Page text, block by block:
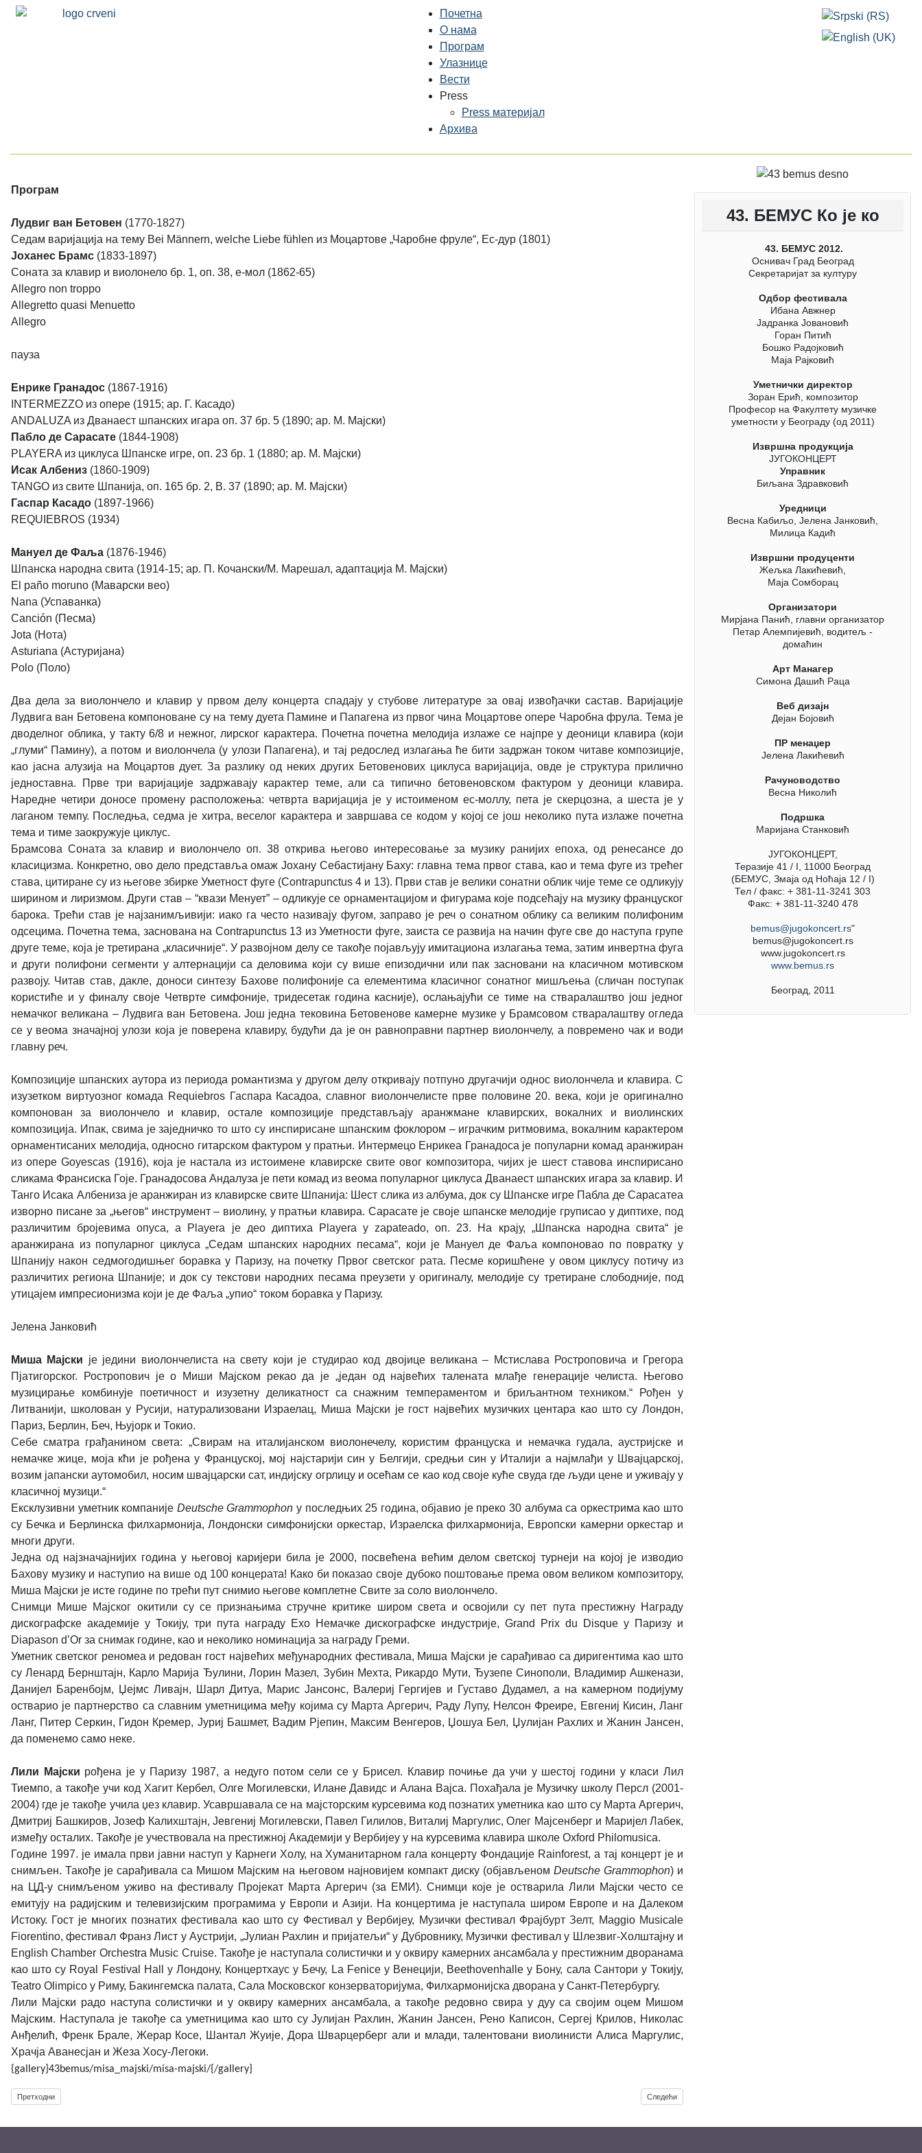
Почетна
О нама
Програм
Улазнице
Вести
Press
Press материјал
Архива
Изаберите ваш језик
Програм
Лудвиг ван Бетовен (1770-1827)
Седам варијација на тему Bei Männern, welche Liebe fühlen из Моцартове „Чаробне фруле“, Ес-дур (1801)
Јоханес Брамс (1833-1897)
Соната за клавир и виолонело бр. 1, оп. 38, е-мол (1862-65)
Allegro non troppo
Allegretto quasi Menuetto
Allegro
пауза
Енрике Гранадос (1867-1916)
INTERMEZZO из опере (1915; ар. Г. Касадо)
ANDALUZA из Дванаест шпанских игара оп. 37 бр. 5 (1890; ар. М. Мајски)
Пабло де Сарасате (1844-1908)
PLAYERA из циклуса Шпанске игре, оп. 23 бр. 1 (1880; ар. М. Мајски)
Исак Албениз (1860-1909)
TANGO из свите Шпанија, оп. 165 бр. 2, B. 37 (1890; ар. М. Мајски)
Гаспар Касадо (1897-1966)
REQUIEBROS (1934)
Мануел де Фаља (1876-1946)
Шпанска народна свита (1914-15; ар. П. Кочански/М. Марешал, адаптација М. Мајски)
El paño moruno (Маварски вео)
Nana (Успаванка)
Canción (Песма)
Jota (Нота)
Asturiana (Астуријана)
Polo (Поло)
Два дела за виолончело и клавир у првом делу концерта спадају у стубове литературе за овај извођачки састав. Варијације
Лудвига ван Бетовена компоноване су на тему дуета Памине и Папагена из првог чина Моцартове опере Чаробна фрула. Тема је
дводелног облика, у такту 6/8 и нежног, лирског карактера. Почетна почетна мелодија излаже се најпре у деоници клавира (који
„глуми“ Памину), а потом и виолончела (у улози Папагена), и тај редослед излагања ће бити задржан током читаве композиције,
као јасна алузија на Моцартов дует. За разлику од неких других Бетовенових циклуса варијација, овде је структура прилично
једноставна. Прве три варијације задржавају карактер теме, али са типично бетовеновском фактуром у деоници клавира.
Наредне четири доносе промену расположења: четврта варијација је у истоименом ес-моллу, пета је скерцозна, а шеста је у
лаганом темпу. Последња, седма је хитра, веселог карактера и завршава се кодом у којој се још неколико пута излаже почетна
тема и тиме заокружује циклус.
Брамсова Соната за клавир и виолончело оп. 38 открива његово интересовање за музику ранијих епоха, од ренесансе до
класицизма. Конкретно, ово дело представља омаж Јохану Себастијану Баху: главна тема првог става, као и тема фуге из трећег
става, цитиране су из његове збирке Уметност фуге (Contrapunctus 4 и 13). Први став је велики сонатни облик чије теме се одликују
ширином и лиризмом. Други став – “квази Менует” – одликује се орнаментацијом и фигурама које подсећају на музику француског
барока. Трећи став је најзанимљивији: иако га често називају фугом, заправо је реч о сонатном облику са великим полифоним
одсецима. Почетна тема, заснована на Contrapunctus 13 из Уметности фуге, заиста се развија на начин фуге све до наступа групе
друге теме, која је третирана „класичније“. У развојном делу се такође појављују имитациона излагања тема, затим инвертна фуга
и други полифони сегменти у алтернацији са деловима који су више епизодични или пак засновани на класичном мотивском
развоју. Читав став, дакле, доноси синтезу Бахове полифоније са елементима класичног сонатног мишљења (сличан поступак
користиће и у финалу своје Четврте симфоније, тридесетак година касније), ослањајући се тиме на стваралаштво још једног
немачког великана – Лудвига ван Бетовена. Још једна тековина Бетовенове камерне музике у Брамсовом стваралаштву огледа
се у веома значајној улози која је поверена клавиру, будући да је он равноправни партнер виолончелу, а повремено чак и води
главну реч.
Композиције шпанских аутора из периода романтизма у другом делу откривају потпуно другачији однос виолончела и клавира. С
изузетком виртуозног комада Requiebros Гаспара Касадоа, славног виолончелисте прве половине 20. века, који је оригинално
компонован за виолончело и клавир, остале композиције представљају аранжмане клавирских, вокалних и виолинских
композиција. Ипак, свима је заједничко то што су инспирисане шпанским фоклором – играчким ритмовима, вокалним карактером
орнаментисаних мелодија, односно гитарском фактуром у пратњи. Интермецо Енрикеа Гранадоса је популарни комад аранжиран
из опере Goyescas (1916), која је настала из истоимене клавирске свите овог композитора, чијих је шест ставова инспирисано
сликама Франсиска Гоје. Гранадосова Андалуза је пети комад из веома популарног циклуса Дванаест шпанских игара за клавир. И
Танго Исака Албениза је аранжиран из клавирске свите Шпанија: Шест слика из албума, док су Шпанске игре Пабла де Сарасатеа
изворно писане за „његов“ инструмент – виолину, у пратњи клавира. Сарасате је своје шпанске мелодије груписао у диптихе, под
различитим бројевима опуса, а Playera је део диптиха Playera y zapateado, оп. 23. На крају, „Шпанска народна свита“ је
аранжирана из популарног циклуса „Седам шпанских народних песама“, који је Мануел де Фаља компоновао по повратку у
Шпанију након седмогодишњег боравка у Паризу, на почетку Првог светског рата. Песме коришћене у овом циклусу потичу из
различитих региона Шпаније; и док су текстови народних песама преузети у оригиналу, мелодије су третиране слободније, под
утицајем импресионизма који је де Фаља „упио“ током боравка у Паризу.
Јелена Јанковић
Миша Мајски је једини виолончелиста на свету који је студирао код двојице великана – Мстислава Ростроповича и Грегора
Пјатигорског. Ростропович је о Миши Мајском рекао да је „један од највећих талената млађе генерације челиста. Његово
музицирање комбинује поетичност и изузетну деликатност са снажним темпераментом и бриљантном техником.“ Рођен у
Литванији, школован у Русији, натурализовани Израелац, Миша Мајски је гост највећих музичких центара као што су Лондон,
Париз, Берлин, Беч, Њујорк и Токио.
Себе сматра грађанином света: „Свирам на италијанском виолонечелу, користим француска и немачка гудала, аустријске и
немачке жице, моја кћи је рођена у Француској, мој најстарији син у Белгији, средњи син у Италији а најмлађи у Швајцарској,
возим јапански аутомобил, носим швајцарски сат, индијску огрлицу и осећам се као код своје куће свуда где људи цене и уживају у
класичној музици.“
Ексклузивни уметник компаније Deutsche Grammophon у последњих 25 година, објавио је преко 30 албума са оркестрима као што
су Бечка и Берлинска филхармонија, Лондонски симфонијски оркестар, Израелска филхармонија, Европски камерни оркестар и
многи други.
Једна од најзначајнијих година у његовој каријери била је 2000, посвећена већим делом светској турнеји на којој је изводио
Бахову музику и наступио на више од 100 концерата! Како би показао своје дубоко поштовање према овом великом композитору,
Миша Мајски је исте године по трећи пут снимио његове комплетне Свите за соло виолончело.
Снимци Мише Мајског окитили су се признањима стручне критике широм света и освојили су пет пута престижну Награду
дискографске академије у Токију, три пута награду Ехо Немачке дискографске индустрије, Grand Prix du Disque у Паризу и
Diapason d’Or за снимак године, као и неколико номинација за награду Греми.
Уметник светског реномеа и редован гост највећих међународних фестивала, Миша Мајски је сарађивао са диригентима као што
су Ленард Бернштајн, Карло Марија Ђулини, Лорин Мазел, Зубин Мехта, Рикардо Мути, Ђузепе Синополи, Владимир Ашкенази,
Данијел Баренбојм, Џејмс Ливајн, Шарл Дитуа, Марис Јансонс, Валериј Гергијев и Густаво Дудамел, а на камерном подијуму
остварио је партнерство са славним уметницима међу којима су Марта Аргерич, Раду Лупу, Нелсон Фреире, Евгениј Кисин, Ланг
Ланг, Питер Серкин, Гидон Кремер, Јуриј Башмет, Вадим Рјепин, Максим Венгеров, Џошуа Бел, Џулијан Рахлих и Жанин Јансен,
да поменемо само неке.
Лили Мајски рођена је у Паризу 1987, а недуго потом сели се у Брисел. Клавир почиње да учи у шестој години у класи Лил
Тиемпо, а такође учи код Хагит Кербел, Олге Могилевски, Илане Давидс и Алана Вајса. Похађала је Музичку школу Персл (2001-
2004) где је такође учила џез клавир. Усавршавала се на мајсторским курсевима код познатих уметника као што су Марта Аргерич,
Дмитриј Башкиров, Јозеф Калихштајн, Јевгениј Могилевски, Павел Гилилов, Виталиј Маргулис, Олег Мајсенберг и Маријел Лабек,
између осталих. Такође је учествовала на престижној Академији у Вербијеу у на курсевима клавира школе Oxford Philomusica.
Године 1997. је имала први јавни наступ у Карнеги Холу, на Хуманитарном гала концерту Фондације Rainforest, а тај концерт је и
снимљен. Такође је сарађивала са Мишом Мајским на његовом најновијем компакт диску (објављеном Deutsche Grammophon) и
на ЦД-у снимљеном уживо на фестивалу Пројекат Марта Аргерич (за ЕМИ). Снимци које је остварила Лили Мајски често се
емитују на радијским и телевизијским програмима у Европи и Азији. На концертима је наступала широм Европе и на Далеком
Истоку. Гост је многих познатих фестивала као што су Фестивал у Вербијеу, Музички фестивал Фрајбурт Зелт, Maggio Musicale
Fiorentino, фестивал Франз Лист у Аустрији, „Јулиан Рахлин и пријатељи“ у Дубровнику, Музички фестивал у Шлезвиг-Холштајну и
English Chamber Orchestra Music Cruise. Такође је наступала солистички и у оквиру камерних ансамбала у престижним дворанама
као што су Royal Festival Hall у Лондону, Концертхаус у Бечу, La Fenice у Венецији, Beethovenhalle у Бону, сала Сантори у Токију,
Teatro Olimpico у Риму, Бакингемска палата, Сала Московског конзерваторијума, Филхармонијска дворана у Санкт-Петербургу.
Лили Мајски радо наступа солистички и у оквиру камерних ансамбала, а такође редовно свира у дуу са својим оцем Мишом
Мајским. Наступала је такође са уметницима као што су Јулијан Рахлин, Жанин Јансен, Рено Каписон, Сергеј Крилов, Николас
Анђелић, Френк Брале, Жерар Косе, Шантал Жуије, Дора Шварцерберг али и млади, талентовани виолинисти Алиса Маргулис,
Храчја Аванесјан и Жеза Хосу-Легоки.
{gallery}43bemus/misa_majski/misa-majski/{/gallery}
Претходни чланак: Креативна мајсторска радионица Јована Колунџије
Претходни Следећи чланак: Циркуска представа Са-учесништво
Следећи
43. БЕМУС Ко је ко
43. БЕМУС 2012.
Оснивач Град Београд
Секретаријат за културу
Одбор фестивала
Ибана Авжнер
Јадранка Јовановић
Горан Питић
Бошко Радојковић
Маја Рајковић
Уметнички директор
Зоран Ерић, композитор
Професор на Факултету музичке
уметности у Београду (од 2011)
Извршна продукција
ЈУГОКОНЦЕРТ
Управник
Биљана Здравковић
Уредници
Весна Кабиљо, Јелена Јанковић,
Милица Кадић
Извршни продуценти
Жељка Лакићевић,
Маја Сомборац
Организатори
Мирјана Панић, главни организатор
Петар Алемпијевић, водитељ -
домаћин
Арт Манагер
Симона Дашић Раца
Веб дизајн
Дејан Бојовић
ПР менаџер
Јелена Лакићевић
Рачуноводство
Весна Николић
Подршка
Маријана Станковић
ЈУГОКОНЦЕРТ,
Теразије 41 / I, 11000 Београд
(БЕМУС, Змаја од Ноћаја 12 / I)
Тел / факс: + 381-11-3241 303
Факс: + 381-11-3240 478
bemus@jugokoncert.rs"
bemus@jugokoncert.rs
www.jugokoncert.rs
www.bemus.rs
Београд, 2011